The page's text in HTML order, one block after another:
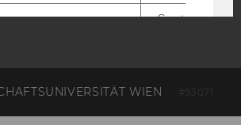
WIEN #93071
Contains
linked, the
website read